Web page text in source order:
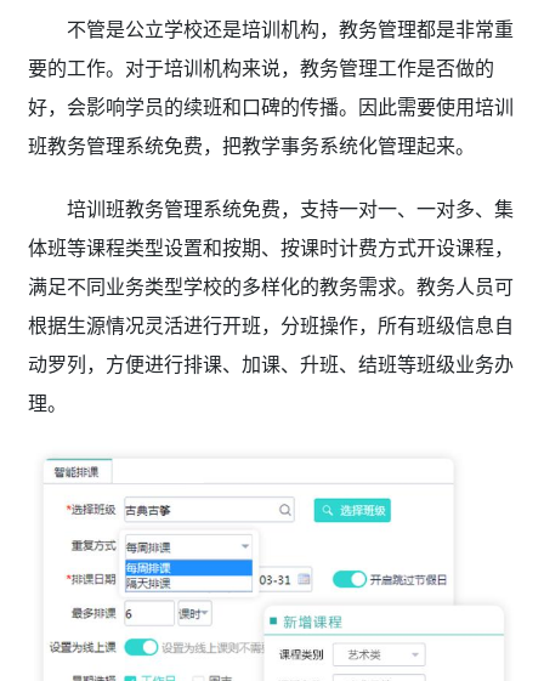
不管是公立学校还是培训机构，教务管理都是非常重
要的工作。对于培训机构来说，教务管理工作是否做的
好，会影响学员的续班和口碑的传播。因此需要使用培训
班教务管理系统免费，把教学事务系统化管理起来。
培训班教务管理系统免费，支持一对一、一对多、集
体班等课程类型设置和按期、按课时计费方式开设课程，
满足不同业务类型学校的多样化的教务需求。教务人员可
根据生源情况灵活进行开班，分班操作，所有班级信息自
动罗列，方便进行排课、加课、升班、结班等班级业务办
理。